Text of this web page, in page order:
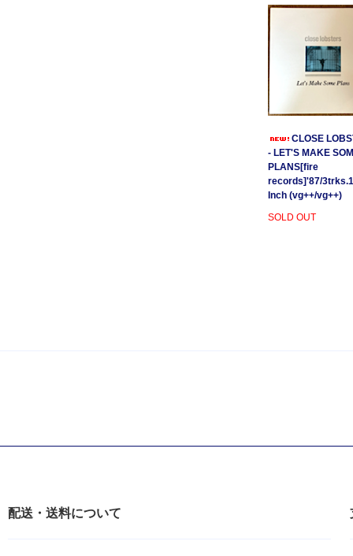
CLOSE
- LET'S MAKE
PLANS[fire
records]'87/
Inch (vg++/vg++)
SOLD OUT
配送・送料について